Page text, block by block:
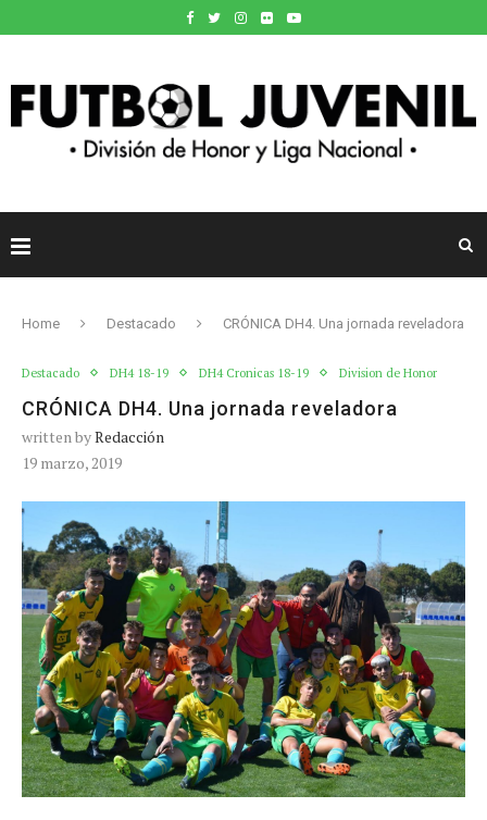
Home Destacado CRÓNICA DH4. Una jornada reveladora
Destacado DH4 18-19 DH4 Cronicas 18-19 Division de Honor
CRÓNICA DH4. Una jornada reveladora
written byRedacción
19 marzo, 2019